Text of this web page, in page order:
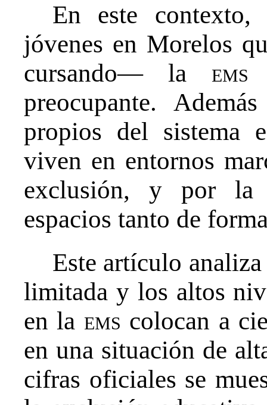
En este
jóvenes en Morelos
cursando— laems
preocupante.
propios del sistema
viven en entornos
exclusión, y por la
espacios tanto de
Este artículo
limitada y los altos
en la ems colocan a
en una situación de
cifras oficiales se